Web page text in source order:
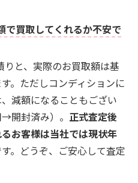
買取してくれるか不安で
と、実際のお買取額は基
。ただしコンディションに
減額になることもござい
開封済み）。 正式査定後
お客様は当社では現状年
。どうぞ、ご安心して査定